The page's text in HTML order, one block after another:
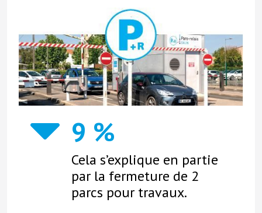
9 %
Cela s’explique en partie
par la fermeture de 2
parcs pour travaux.